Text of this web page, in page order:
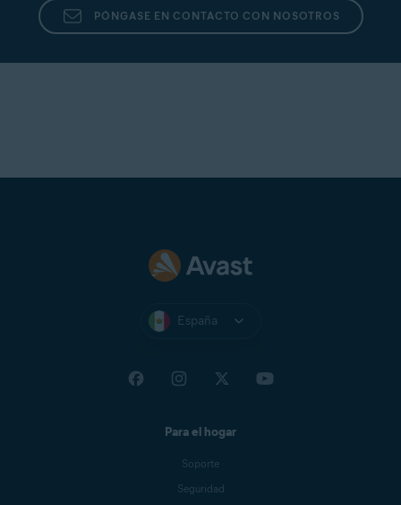
PÓNGASE EN CONTACTO CON NOSOTROS
España
Para el hogar
Soporte
Seguridad